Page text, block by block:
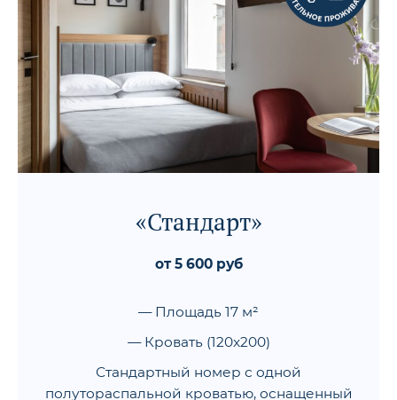
«Стандарт»
от 5 600 руб
— Площадь 17 м²
— Кровать (120x200)
Стандартный номер с одной
полутораспальной кроватью, оснащенный